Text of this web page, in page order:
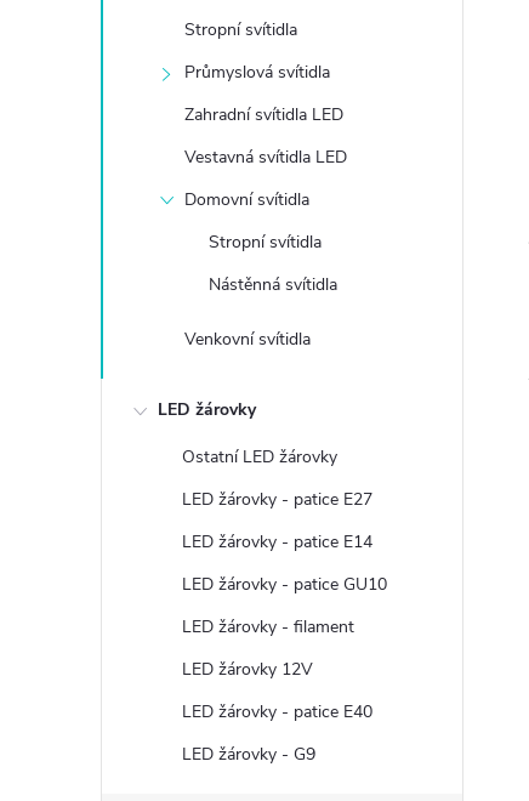
Stropní svítidla
Průmyslová svítidla
Zahradní svítidla LED
Vestavná svítidla LED
Domovní svítidla
Stropní svítidla
Nástěnná svítidla
Venkovní svítidla
LED žárovky
Ostatní LED žárovky
LED žárovky - patice E27
LED žárovky - patice E14
LED žárovky - patice GU10
LED žárovky - filament
LED žárovky 12V
LED žárovky - patice E40
LED žárovky - G9